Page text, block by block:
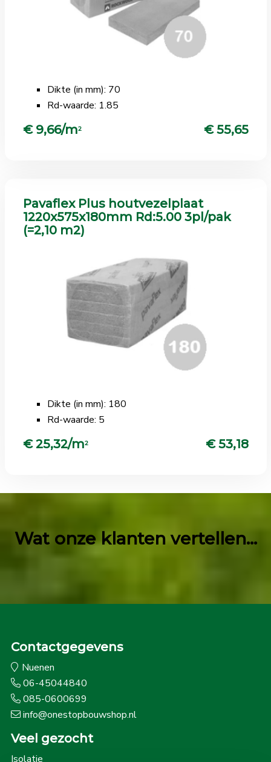
Dikte (in mm): 70
Rd-waarde: 1.85
€ 9,66/m2 € 55,65
Pavaflex Plus houtvezelplaat
1220x575x180mm Rd:5.00 3pl/pak
(=2,10 m2)
Dikte (in mm): 180
Rd-waarde: 5
€ 25,32/m2 € 53,18
Wat onze klanten vertellen...
Contactgegevens
Nuenen
06-45044840
085-0600699
info@onestopbouwshop.nl
Veel gezocht
Isolatie